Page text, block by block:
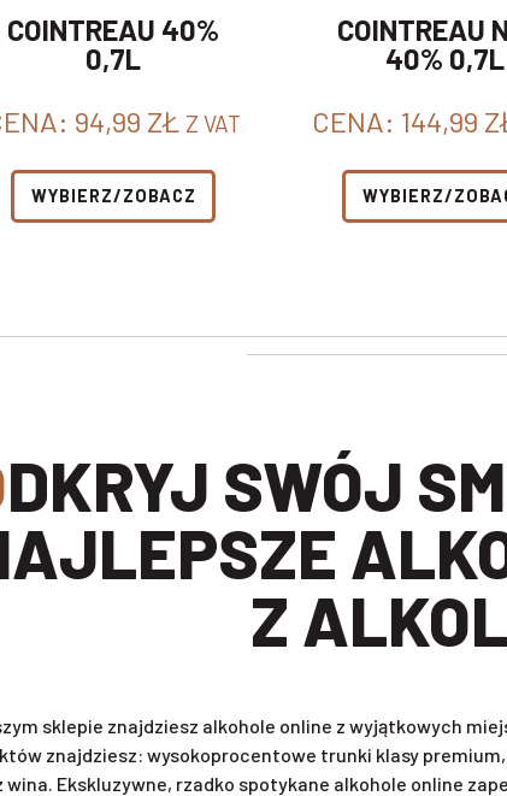
COINTREAU 40%
0,7L
94,99 ZŁ Z VAT
WYBIERZ/ZOBACZ
COINTREAU
40% 0,7L
CENA: 144,99
WYBIERZ/
Z
sklepie znajdziesz alkohole online z wyjątkowych
znajdziesz: wysokoprocentowe trunki klasy
wina. Ekskluzywne, rzadko spotykane alkohole online